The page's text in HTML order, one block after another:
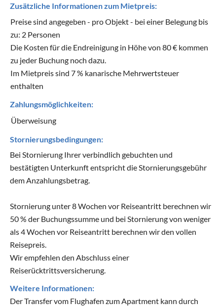
Zusätzliche Informationen zum Mietpreis:
Preise sind angegeben - pro Objekt - bei einer Belegung bis
zu: 2 Personen
Die Kosten für die Endreinigung in Höhe von 80 € kommen
zu jeder Buchung noch dazu.
Im Mietpreis sind 7 % kanarische Mehrwertsteuer
enthalten
Zahlungsmöglichkeiten:
Überweisung
Stornierungsbedingungen:
Bei Stornierung Ihrer verbindlich gebuchten und
bestätigten Unterkunft entspricht die Stornierungsgebühr
dem Anzahlungsbetrag.
Stornierung unter 8 Wochen vor Reiseantritt berechnen wir
50 % der Buchungssumme und bei Stornierung von weniger
als 4 Wochen vor Reiseantritt berechnen wir den vollen
Reisepreis.
Wir empfehlen den Abschluss einer
Reiserücktrittsversicherung.
Weitere Informationen:
Der Transfer vom Flughafen zum Apartment kann durch